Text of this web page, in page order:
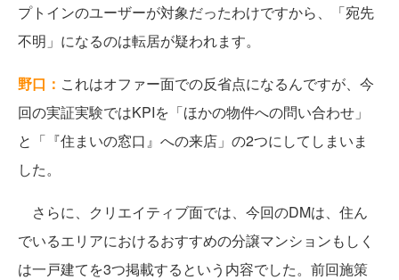
プトインのユーザーが対象だったわけですから、「宛先
不明」になるのは転居が疑われます。
野口： これはオファー面での反省点になるんですが、今
回の実証実験ではKPIを「ほかの物件への問い合わせ」
と「『住まいの窓口』への来店」の2つにしてしまいま
した。
さらに、クリエイティブ面では、今回のDMは、住ん
でいるエリアにおけるおすすめの分譲マンションもしく
は一戸建てを3つ掲載するという内容でした。前回施策